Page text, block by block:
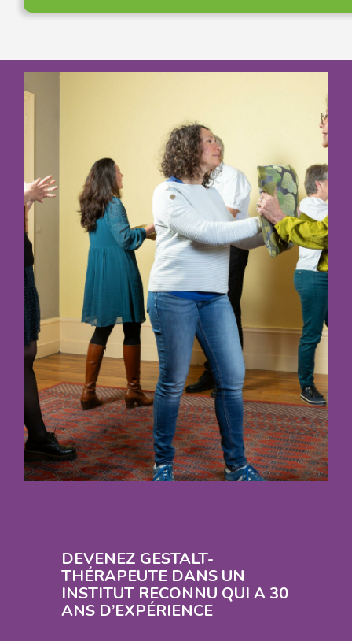
DEVENEZ GESTALT-
THÉRAPEUTE DANS UN
INSTITUT RECONNU QUI A 30
ANS D’EXPÉRIENCE